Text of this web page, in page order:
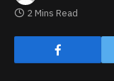
2 Mins Read